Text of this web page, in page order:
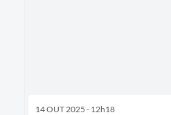
14 OUT 2025 - 12h18